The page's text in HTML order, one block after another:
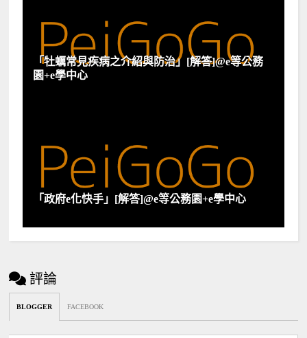
「牡蠣常見疾病之介紹與防治」[解答]@e等公務
園+e學中心
「政府e化快手」[解答]@e等公務園+e學中心
評論
BLOGGER FACEBOOK